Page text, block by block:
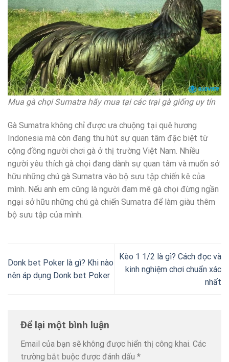
Mua gà chọi Sumatra hãy mua tại các trại gà giống uy tín
Gà Sumatra không chỉ được ưa chuộng tại quê hương
Indonesia mà còn đang thu hút sự quan tâm đặc biệt từ
cộng đồng người chơi gà ở thị trường Việt Nam. Nhiều
người yêu thích gà chọi đang dành sự quan tâm và muốn sở
hữu những chú gà Sumatra vào bộ sưu tập chiến kê của
mình. Nếu anh em cũng là người đam mê gà chọi đừng ngần
ngại sở hữu những chú gà chiến Sumatra để làm giàu thêm
bộ sưu tập của mình.
Donk bet Poker là gì? Khi nào
nên áp dụng Donk bet Poker
Kèo 1 1/2 là gì? Cách đọc và
kinh nghiệm chơi chuẩn xác
nhất
Để lại một bình luận
Email của bạn sẽ không được hiển thị công khai. Các
trường bắt buộc được đánh dấu *